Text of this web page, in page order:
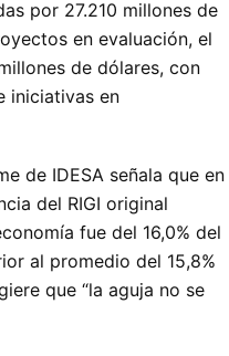
por 27.210 millones de
en evaluación, el
de dólares, con
iniciativas en
de IDESA señala que en
del RIGI original
fue del 16,0% del
al promedio del 15,8%
que “la aguja no se